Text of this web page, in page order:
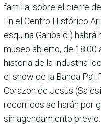
familia, sobre el cierre
En el Cen­tro Histórico
esquina Gari­baldi) habrá
museo abierto, de 18:00
historia de la industria
el show de la Banda
Corazón de Jesús
recorridos se harán por
sin agendamiento previo.